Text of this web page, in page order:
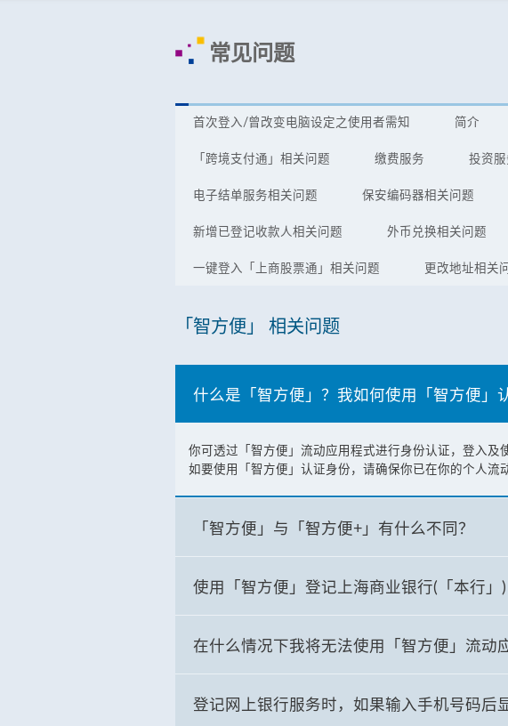
常见问题
首次登入/曾改变电脑设定之使用者需知 简介
「跨境支付通」相关问题 缴费服务 投资
电子结单服务相关问题 保安编码器相关问题
新增已登记收款人相关问题 外币兑换相关问题
一键登入「上商股票通」相关问题 更改地址相关
「智方便」 相关问题
什么是「智方便」？我如何使用「智方便」
你可透过「智方便」流动应用程式进行身份认证，登入及
如要使用「智方便」认证身份，请确保你已在你的个人
「智方便」与「智方便+」有什么不同？
使用「智方便」登记上海商业银行(「本行」
在什么情况下我将无法使用「智方便」流动
登记网上银行服务时，如果输入手机号码后